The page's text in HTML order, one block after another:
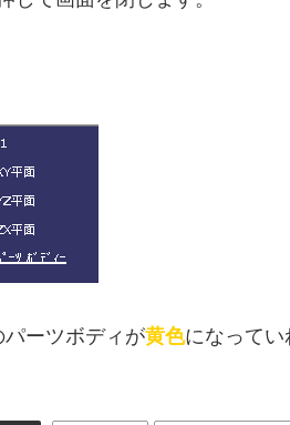
パーツボディが黄色になってい